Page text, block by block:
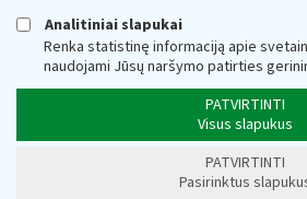
Analitiniai slapukai
Renka statistinę informaciją apie
naudojami Jūsų naršymo patirties
PATVIRTINTI
Visus slapukus
PATVIRTINTI
Pasirinktus